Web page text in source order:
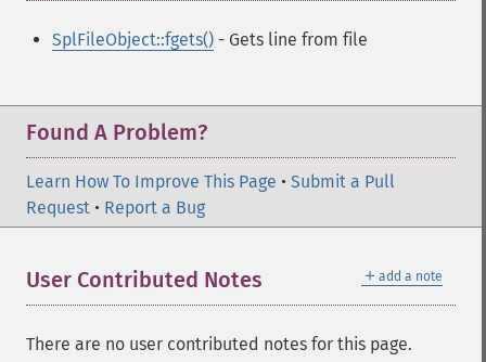
SplFileObject::fgets() - Gets line from file
Found A Problem?
Learn How To Improve This Page • Submit a Pull
Request • Report a Bug
＋ add a note
User Contributed Notes
There are no user contributed notes for this page.